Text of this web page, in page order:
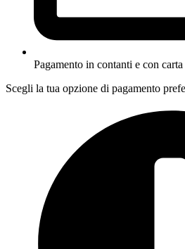
Pagamento in contanti e con
Scegli la tua opzione di pagamento